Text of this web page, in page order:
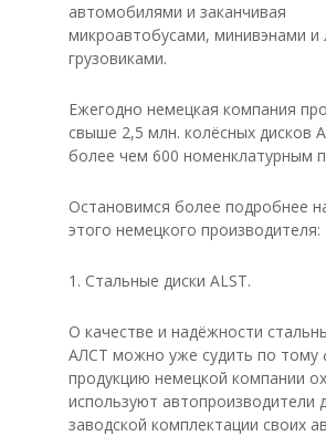
автомобилями и заканчивая
микроавтобусами, минивэнами и
грузовиками.
Ежегодно немецкая компания
свыше 2,5 млн. колёсных дисков
более чем 600 номенклатурным
Остановимся более подробнее
этого немецкого производителя:
1. Стальные диски ALST.
О качестве и надёжности
АЛСТ можно уже судить по тому
продукцию немецкой компании
используют автопроизводители
заводской комплектации своих